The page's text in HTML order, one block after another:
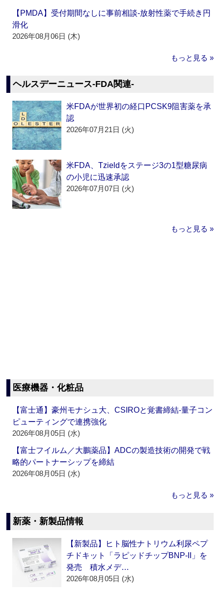
【PMDA】受付期間なしに事前相談‐放射性薬で手続き円
滑化
2026年08月06日 (木)
もっと見る »
ヘルスデーニュース‐FDA関連‐
米FDAが世界初の経口PCSK9阻害薬を承
認
2026年07月21日 (火)
米FDA、Tzieldをステージ3の1型糖尿病
の小児に迅速承認
2026年07月07日 (火)
もっと見る »
医療機器・化粧品
【富士通】豪州モナシュ大、CSIROと覚書締結‐量子コン
ピューティングで連携強化
2026年08月05日 (水)
【富士フイルム／大鵬薬品】ADCの製造技術の開発で戦
略的パートナーシップを締結
2026年08月05日 (水)
もっと見る »
新薬・新製品情報
【新製品】ヒト脳性ナトリウム利尿ペプ
チドキット「ラピッドチップBNP-II」を
発売 積水メデ…
2026年08月05日 (水)